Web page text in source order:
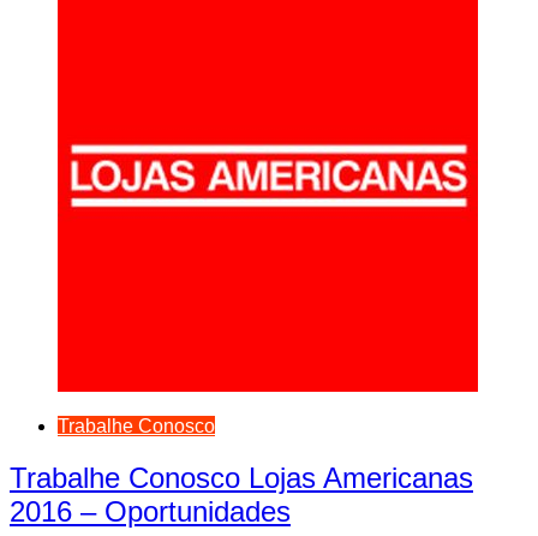
Trabalhe Conosco
Trabalhe Conosco Lojas Americanas
2016 – Oportunidades